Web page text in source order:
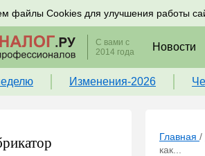
файлы Cookies для улучшения работы
на новости по налогам, учету и
С вами с
2014 года
Новости
Изменения-2026
Главная /
как...